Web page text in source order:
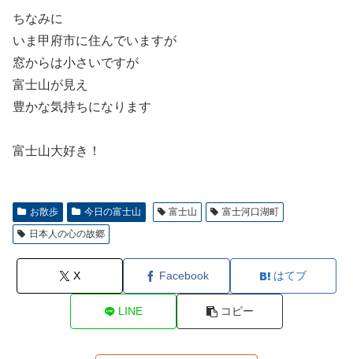
ちなみに
いま甲府市に住んでいますが
窓からは小さいですが
富士山が見え
豊かな気持ちになります
富士山大好き！
お散歩 今日の富士山 富士山
富士河口湖町
日本人の心の故郷
X Facebook はてブ
LINE コピー